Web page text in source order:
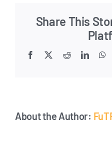
Share This
Facebook Reddit
About the Author: